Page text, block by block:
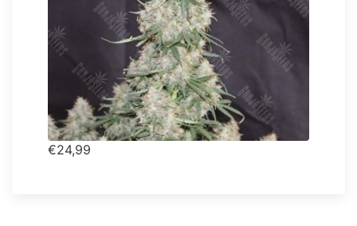
€24,99